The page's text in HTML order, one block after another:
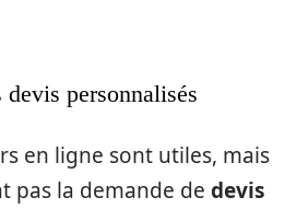
devis personnalisés
en ligne sont utiles, mais
pas la demande de devis